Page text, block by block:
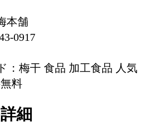
本舗
0917
：梅干 食品 加工食品 人気
料
細